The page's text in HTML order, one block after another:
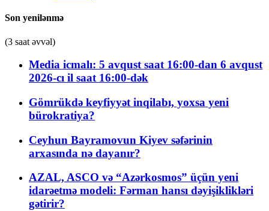
Son yenilənmə
(3 saat əvvəl)
Media icmalı: 5 avqust saat 16:00-dan 6 avqust
2026-cı il saat 16:00-dək
Gömrükdə keyfiyyət inqilabı, yoxsa yeni
bürokratiya?
Ceyhun Bayramovun Kiyev səfərinin
arxasında nə dayanır?
AZAL, ASCO və “Azərkosmos” üçün yeni
idarəetmə modeli: Fərman hansı dəyişiklikləri
gətirir?